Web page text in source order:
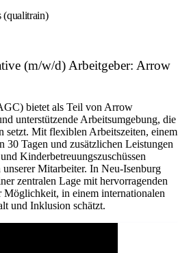
(qualitrain)
(m/w/d) Arbeitgeber: Arrow
bietet als Teil von Arrow
unterstützende Arbeitsumgebung, die
setzt. Mit flexiblen Arbeitszeiten, einem
30 Tagen und zusätzlichen Leistungen
Kinderbetreuungszuschüssen
Mitarbeiter. In Neu-Isenburg
zentralen Lage mit hervorragenden
Möglichkeit, in einem internationalen
und Inklusion schätzt.